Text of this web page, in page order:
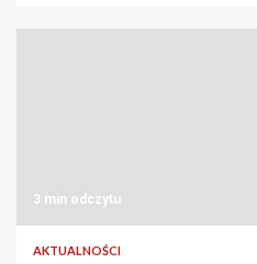
3 min odczytu
AKTUALNOŚCI